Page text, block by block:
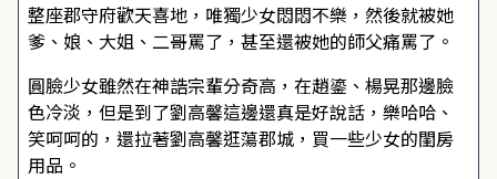
整座郡守府歡天喜地，唯獨少女悶悶不樂，然後就被她
爹、娘、大姐、二哥罵了，甚至還被她的師父痛罵了。
圓臉少女雖然在神誥宗輩分奇高，在趙鎏、楊晃那邊臉
色冷淡，但是到了劉高馨這邊還真是好說話，樂哈哈、
笑呵呵的，還拉著劉高馨逛蕩郡城，買一些少女的閨房
用品。